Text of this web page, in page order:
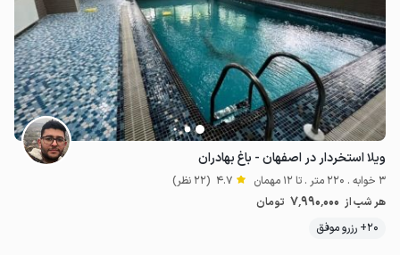
ویلا استخردار در اصفهان - باغ بهادران
3 خوابه . 220 متر . تا 12 مهمان 4.7 (22 نظر)
هر شب از 7٬990٬000 تومان
20+ رزرو موفق